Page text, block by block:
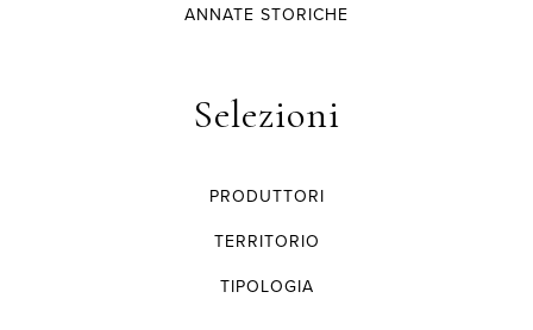
ANNATE STORICHE
Selezioni
PRODUTTORI
TERRITORIO
TIPOLOGIA